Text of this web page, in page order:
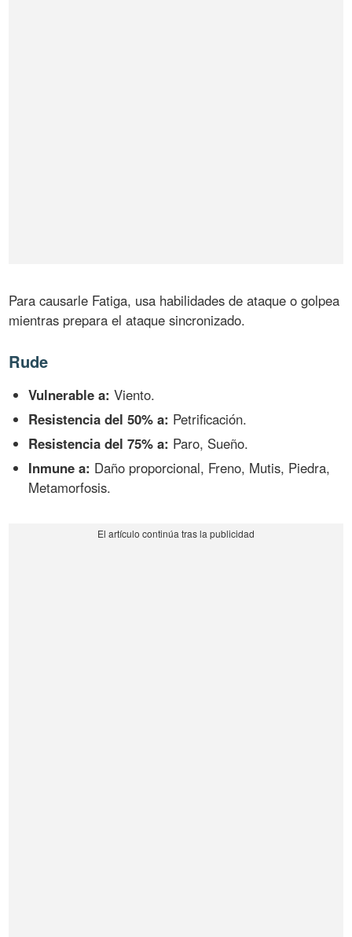
Para causarle Fatiga, usa habilidades de ataque o golpea
mientras prepara el ataque sincronizado.
Rude
Vulnerable a: Viento.
Resistencia del 50% a: Petrificación.
Resistencia del 75% a: Paro, Sueño.
Inmune a: Daño proporcional, Freno, Mutis, Piedra,
Metamorfosis.